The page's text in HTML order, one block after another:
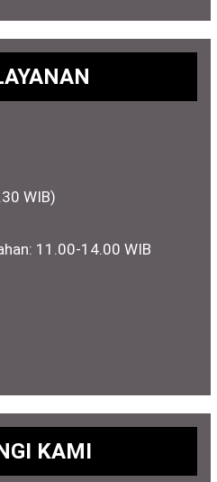
WIB)
11.00-14.00 WIB
KAMI